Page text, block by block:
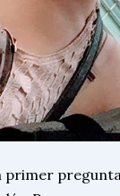
primer pregunta